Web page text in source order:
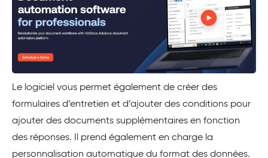
Le logiciel vous permet également de créer des
formulaires d’entretien et d’ajouter des conditions pour
ajouter des documents supplémentaires en fonction
des réponses. Il prend également en charge la
personnalisation automatique du format des données.